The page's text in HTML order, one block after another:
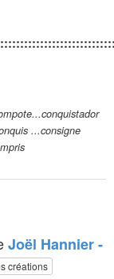
...consigne
Joël Hannier -
créations